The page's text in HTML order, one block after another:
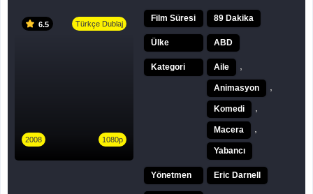
6.5 Türkçe Dublaj
2008 1080p
Film Süresi 89 Dakika
Ülke ABD
Kategori Aile
Animasyon
Komedi
Macera
Yabancı
Yönetmen Eric Darnell